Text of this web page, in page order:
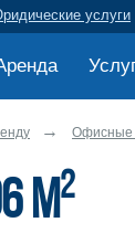
услуги
Офисные
м2